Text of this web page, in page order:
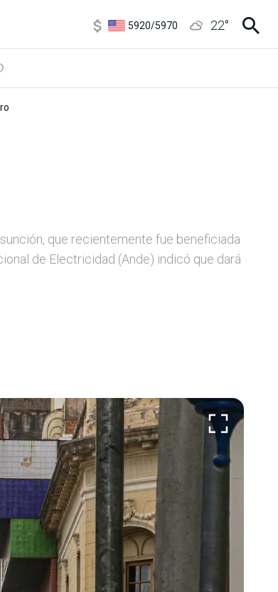
5920/5970
22°
que recientemente fue beneficiada
de Electricidad (Ande) indicó que dará